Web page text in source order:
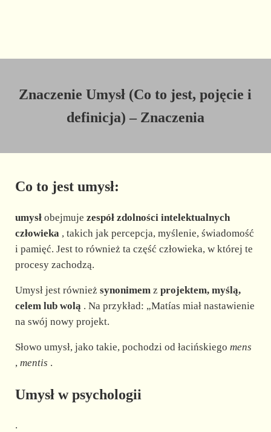
Znaczenie Umysł (Co to jest, pojęcie i
definicja) – Znaczenia
Co to jest umysł:
umysłobejmuje zespół zdolności intelektualnych
człowieka, takich jak percepcja, myślenie, świadomość
i pamięć. Jest to również ta część człowieka, w której te
procesy zachodzą.
Umysł jest również synonimemz projektem, myślą,
celem lub wolą. Na przykład: „Matías miał nastawienie
na swój nowy projekt.
Słowo umysł, jako takie, pochodzi od łacińskiego mens
, mentis .
Umysł w psychologii
.